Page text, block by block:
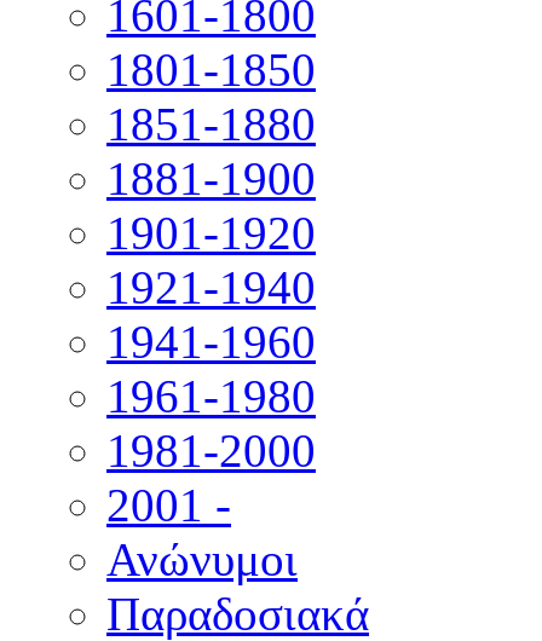
1601-1800
1801-1850
1851-1880
1881-1900
1901-1920
1921-1940
1941-1960
1961-1980
1981-2000
2001 -
Ανώνυμοι
Παραδοσιακά